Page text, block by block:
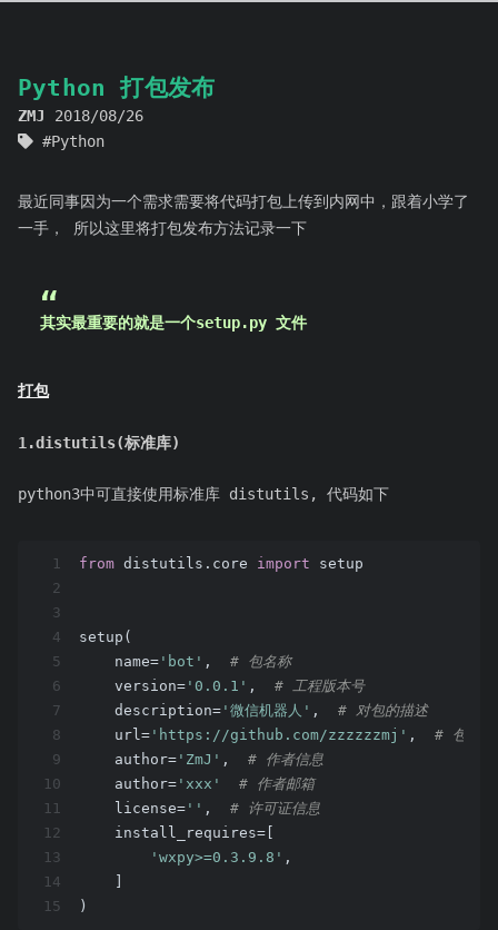
Python 打包发布
ZMJ
2018/08/26
Python
最近同事因为一个需求需要将代码打包上传到内网中，跟着小学了
一手， 所以这里将打包发布方法记录一下
其实最重要的就是一个setup.py 文件
打包
1.distutils(标准库)
python3中可直接使用标准库 distutils, 代码如下
1
2
3
4
5
6
7
8
9
10
11
12
13
14
15
from distutils.core import setup
setup(
    name=
'bot' , # 包名称
    version=
'0.0.1' , # 工程版本号
    description=
'微信机器人' , # 对包的描述
    url=
'https://github.com/zzzzzzmj' , # 包地址
    author=
'ZmJ' , # 作者信息
    author=
'xxx'
# 作者邮箱
    license=
'' , # 许可证信息
    install_requires=[
'wxpy>=0.3.9.8' ,
)